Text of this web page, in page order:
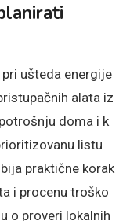
ušteda energije
alata iz
doma i k
listu
praktične korak
i procenu troško
o proveri lokalnih